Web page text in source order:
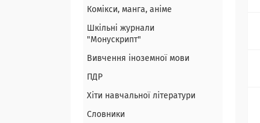
Комікси, манга, аніме
Шкільні журнали
"Монускрипт"
Вивчення іноземної мови
ПДР
Хіти навчальної літератури
Словники